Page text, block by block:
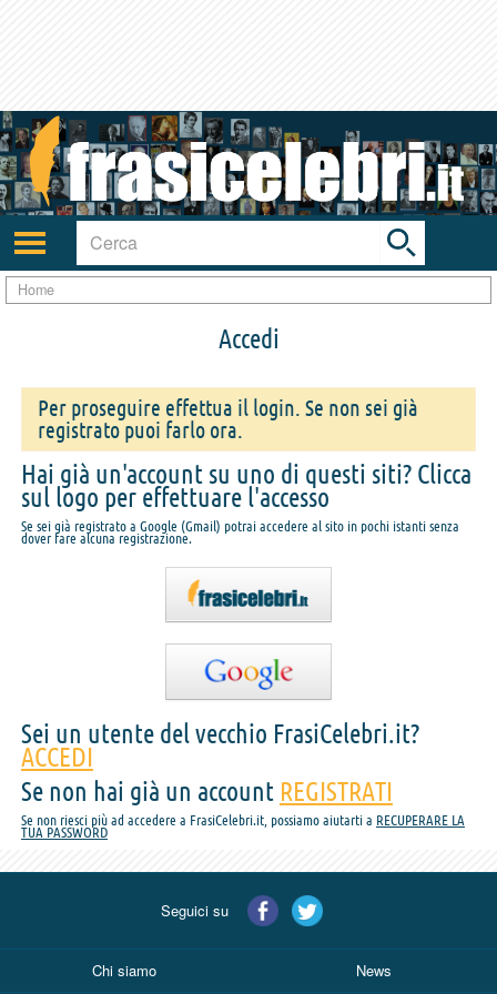
Attiva/disattiva
navigazione
Toggle
search
bar
Home
Accedi
Per proseguire effettua il login. Se non sei già
registrato puoi farlo ora.
Hai già un'account su uno di questi siti? Clicca
sul logo per effettuare l'accesso
Se sei già registrato a Google (Gmail) potrai accedere al sito in pochi istanti senza
dover fare alcuna registrazione.
Sei un utente del vecchio FrasiCelebri.it?
ACCEDI
Se non hai già un account REGISTRATI
Se non riesci più ad accedere a FrasiCelebri.it, possiamo aiutarti a RECUPERARE LA
TUA PASSWORD
Seguici su
Chi siamo News